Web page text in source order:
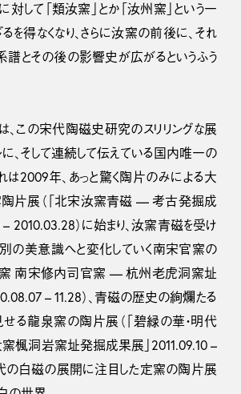
対して「類汝窯」とか「汝州窯」という一
を得なくなり、さらに汝窯の前後に、それ
とその後の影響史が広がるというふう
この宋代陶磁史研究のスリリングな展
に、そして連続して伝えている国内唯一の
は2009年、あっと驚く陶片のみによる大
陶片展（「北宋汝窯青磁 — 考古発掘成
2010.03.28）に始まり、汝窯青磁を受け
別の美意識へと変化していく南宋官窯の
窯 南宋修内司官窯 — 杭州老虎洞窯址
– 11.28）、青磁の歴史の絢爛たる
る龍泉窯の陶片展（「碧緑の華・明代
楓洞岩窯址発掘成果展」2011.09.10 –
代の白磁の展開に注目した定窯の陶片展